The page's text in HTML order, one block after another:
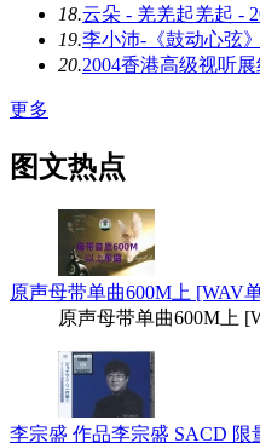
18.云朵 - 羌羌起羌起 -
19.李小沛-《鼓动心弦
20.2004香港高级视听
更多
图文热点
原声母带单曲600M上 [WAV
原声母带单曲600M上
李宗盛 作品李宗盛 SACD 限